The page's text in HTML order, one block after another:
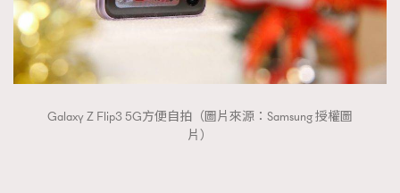
Galaxy Z Flip3 5G方便自拍（圖片來源：Samsung 授權圖
片）